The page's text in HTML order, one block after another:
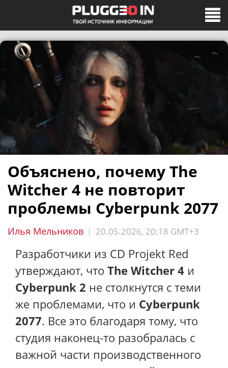
Объяснено, почему The
Witcher 4 не повторит
проблемы Cyberpunk 2077
Илья Мельников | 20.05.2026, 20:18 GMT+3
Разработчики из CD Projekt Red
утверждают, что The Witcher 4 и
Cyberpunk 2 не столкнутся с теми
же проблемами, что и Cyberpunk
2077. Все это благодаря тому, что
студия наконец-то разобралась с
важной части производственного